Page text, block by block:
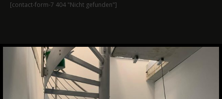
[contact-form-7 404 "Nicht gefunden"]